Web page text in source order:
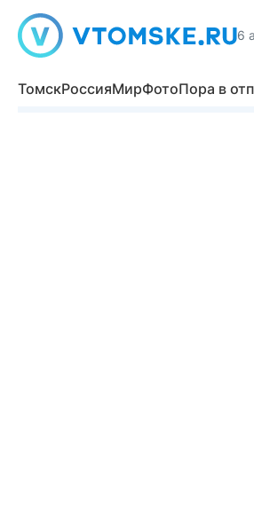
6
ТомскРоссияМирФотоПора в